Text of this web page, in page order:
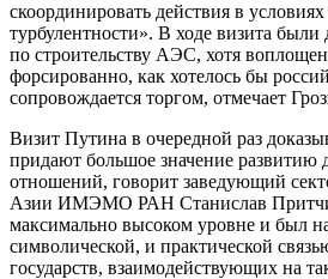
скоординировать действия в
турбулентности». В ходе визита
по строительству АЭС, хотя
форсированно, как хотелось бы
сопровождается торгом, отмечает
Визит Путина в очередной раз
придают большое значение развитию
отношений, говорит заведующий
Азии ИМЭМО РАН Станислав
максимально высоком уровне и был
символической, и практической
государств, взаимодействующих на